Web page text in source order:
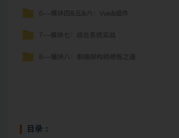
目录：